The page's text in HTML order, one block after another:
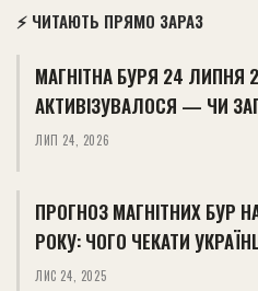
⚡ ЧИТАЮТЬ ПРЯМО ЗАРАЗ
МАГНІТНА БУРЯ 24 ЛИПНЯ
АКТИВІЗУВАЛОСЯ — ЧИ
ЛИП 24, 2026
ПРОГНОЗ МАГНІТНИХ БУР
РОКУ: ЧОГО ЧЕКАТИ
ЛИС 24, 2025